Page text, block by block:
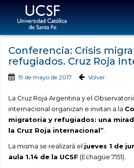
Conferencia: Crisis
refugiados. Cruz Roja
19 de mayo de 2017 Volver
La Cruz Roja Argentina y el
internacional organizan e invitan a la
migratoria y refugiados: una
la Cruz Roja internacional”
La misma se realizará el jueves 1 de
aula 1.14 de la UCSF (Echagüe 7151).